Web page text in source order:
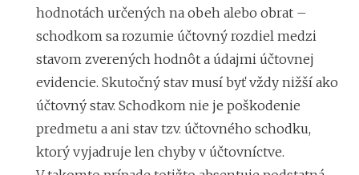
hodnotách určených na obeh alebo obrat –
schodkom sa rozumie účtovný rozdiel medzi
stavom zverených hodnôt a údajmi účtovnej
evidencie. Skutočný stav musí byť vždy nižší ako
účtovný stav. Schodkom nie je poškodenie
predmetu a ani stav tzv. účtovného schodku,
ktorý vyjadruje len chyby v účtovníctve.